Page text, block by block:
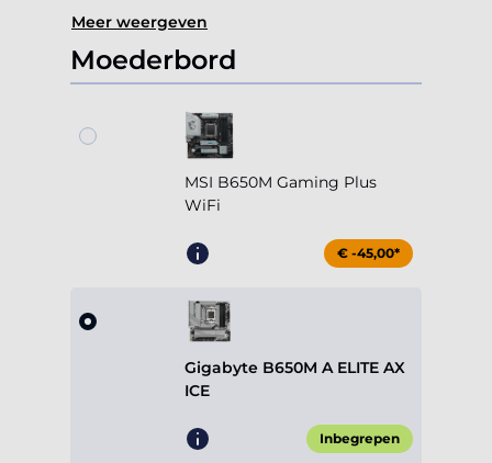
Meer weergeven
Moederbord
MSI B650M Gaming Plus
WiFi
€ -45,00*
Gigabyte B650M A ELITE AX
ICE
Inbegrepen